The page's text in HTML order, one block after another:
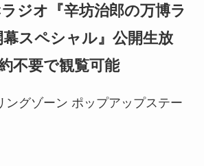
ジオ『辛坊治郎の万博ラ
幕スペシャル』公開生放
不要で観覧可能
ングゾーン ポップアップステー